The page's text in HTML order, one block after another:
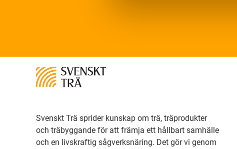
Svenskt Trä sprider kunskap om trä, träprodukter
och träbyggande för att främja ett hållbart samhälle
och en livskraftig sågverksnäring. Det gör vi genom